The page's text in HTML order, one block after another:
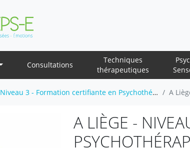
Consultations
Techniques
thérapeutiques
Niveau 3 - Formation certifiante en Psychothérapie Sensorimotrice® A Liège -
A LIÈGE -